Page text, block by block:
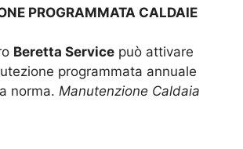
PROGRAMMATA CALDAIE
Beretta Service può attivare
programmata annuale
norma. Manutenzione Caldaia